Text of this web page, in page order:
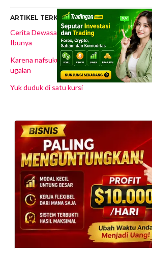
ARTIKEL TERKAIT
Cerita Dewasa Istriku Dan
Ibunya
Karena nafsuku yang ugal-
ugalan
Yuk duduk di satu kursi